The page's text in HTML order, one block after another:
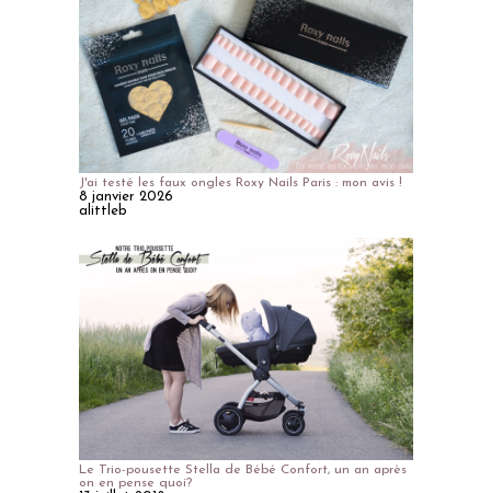
J'ai testé les faux ongles Roxy Nails Paris : mon avis !
8 janvier 2026
alittleb
Le Trio-pousette Stella de Bébé Confort, un an après
on en pense quoi?